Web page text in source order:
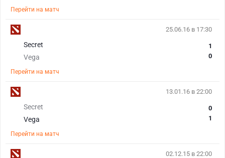
Перейти на матч
25.06.16 в 17:30
Secret
Vega
1
0
Перейти на матч
13.01.16 в 22:00
Secret
Vega
0
1
Перейти на матч
02.12.15 в 22:00